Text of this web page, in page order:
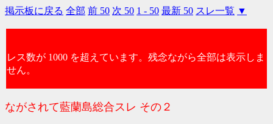
掲示板に戻る 全部 前 50 次 50 1 - 50 最新 50 スレ一覧 ▼
レス数が 1000 を超えています。残念ながら全部は表示しま
せん。
ながされて藍蘭島総合スレ その２